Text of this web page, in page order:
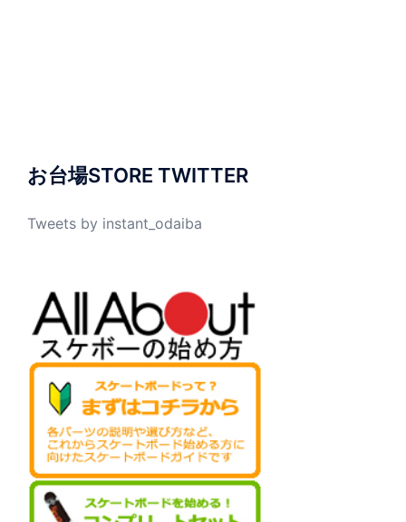
お台場STORE TWITTER
Tweets by instant_odaiba